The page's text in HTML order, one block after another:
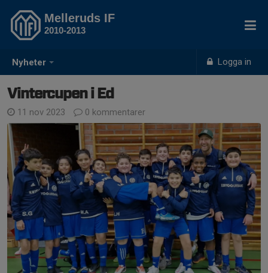
Nyheter Logga in
Melleruds IF
2010-2013
Vintercupen i Ed
11 nov 2023 0 kommentarer